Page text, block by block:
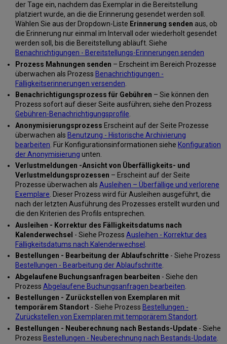
der Tage ein, nachdem das Exemplar in die Bereitstellung
platziert wurde, an die die Erinnerung gesendet werden soll.
Wählen Sie aus der Dropdown-Liste Erinnerung senden aus, ob
die Erinnerung nur einmal im Intervall oder wiederholt gesendet
werden soll, bis die Bereitstellung abläuft. Siehe
Benachrichtigungen - Bereitstellungs-Erinnerungen senden
Prozess Mahnungen senden – Erscheint im Bereich Prozesse
überwachen als Prozess Benachrichtigungen -
Fälligkeitserinnerungen versenden
Benachrichtigungsprozess für Gebühren – Sie können den
Prozess sofort auf dieser Seite ausführen; siehe den Prozess
Gebühren-Benachrichtigungsprofile
Anonymisierungsprozess Erscheint auf der Seite Prozesse
überwachen als Benutzung - Historische Archivierung
bearbeiten . Für Konfigurationsinformationen siehe Konfiguration
der Anonymisierung unten.
Verlustmeldungen -Ansicht von Überfälligkeits- und
Verlustmeldungsprozessen – Erscheint auf der Seite
Prozesse überwachen als Ausleihen – Überfällige und verlorene
Exemplare . Dieser Prozess wird für Ausleihen ausgeführt, die
nach der letzten Ausführung des Prozesses erstellt wurden und
die den Kriterien des Profils entsprechen.
Ausleihen - Korrektur des Fälligkeitsdatums nach
Kalenderwechsel - Siehe Prozess Ausleihen - Korrektur des
Fälligkeitsdatums nach Kalenderwechsel
Bestellungen - Bearbeitung der Ablaufschritte- Siehe Prozess
Bestellungen - Bearbeitung der Ablaufschritte
Abgelaufene Buchungsanfragen bearbeiten - Siehe den
Prozess Abgelaufene Buchungsanfragen bearbeiten
Bestellungen - Zurückstellen von Exemplaren mit
temporärem Standort- Siehe Prozess Bestellungen -
Zurückstellen von Exemplaren mit temporärem Standort.
Bestellungen - Neuberechnung nach Bestands-Update- Siehe
Prozess Bestellungen - Neuberechnung nach Bestands-Update